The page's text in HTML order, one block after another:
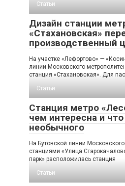
Статьи
Дизайн станции
«Стахановская»
производственный
На участке «Лефортово» —
линии Московского
станция «Стахановская». Для
Статьи
Станция метро
чем интересна и
необычного
На Бутовской линии
станциями «Улица
парк» расположилась станция
Статьи